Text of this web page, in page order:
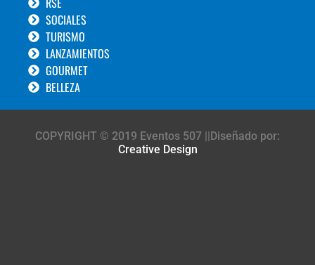
SOCIALES
TURISMO
LANZAMIENTOS
GOURMET
BELLEZA
COPYRIGHT © 2019 Eventos 507 ||Diseñado por:
Creative Design